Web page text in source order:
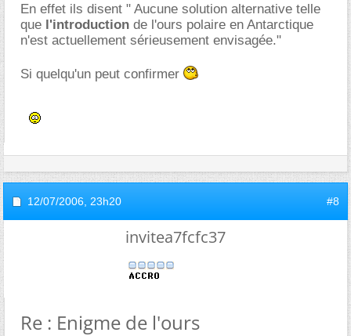
En effet ils disent " Aucune solution alternative telle
que l'introduction de l'ours polaire en Antarctique
n'est actuellement sérieusement envisagée."
Si quelqu'un peut confirmer
12/07/2006, 23h20 #8
invitea7fcfc37
Re : Enigme de l'ours